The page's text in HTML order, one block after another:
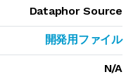
Dataphor Source
開発用ファイル
N/A